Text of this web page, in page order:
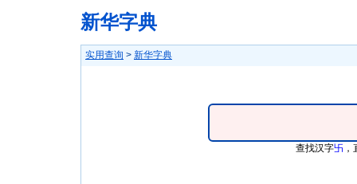
新华字典
实用查询 > 新华字典
查找汉字卐